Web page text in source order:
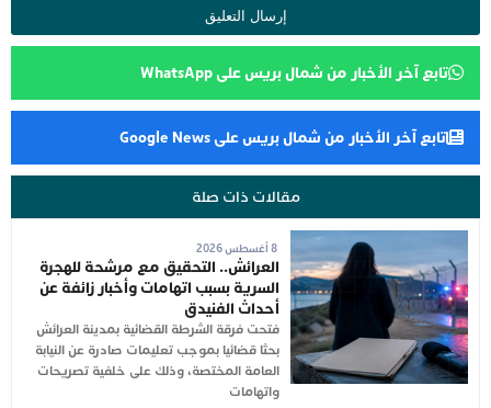
تابع آخر الأخبار من شمال بريس على WhatsApp
تابع آخر الأخبار من شمال بريس على Google News
مقالات ذات صلة
8 أغسطس 2026
العرائش.. التحقيق مع مرشحة للهجرة
السرية بسبب اتهامات وأخبار زائفة عن
أحداث الفنيدق
فتحت فرقة الشرطة القضائية بمدينة العرائش
بحثا قضائيا بموجب تعليمات صادرة عن النيابة
العامة المختصة، وذلك على خلفية تصريحات
واتهامات